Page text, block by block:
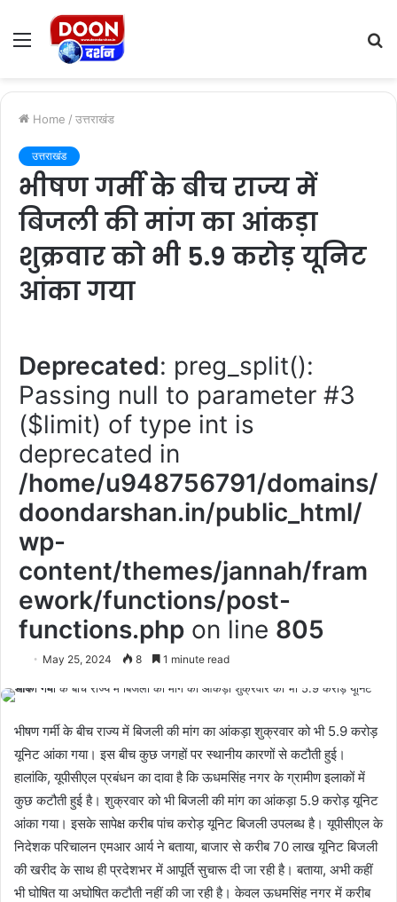
Menu
Home / उत्तराखंड
उत्तराखंड
भीषण गर्मी के बीच राज्य में
बिजली की मांग का आंकड़ा
शुक्रवार को भी 5.9 करोड़ यूनिट
आंका गया
Deprecated: preg_split():
Passing null to parameter #3
($limit) of type int is
deprecated in
/home/u948756791/domains/
doondarshan.in/public_html/
wp-
content/themes/jannah/fram
ework/functions/post-
functions.php on line 805
May 25, 2024 8 1 minute read
भीषण गर्मी के बीच राज्य में बिजली की मांग का आंकड़ा शुक्रवार को भी 5.9 करोड़
यूनिट आंका गया। इस बीच कुछ जगहों पर स्थानीय कारणों से कटौती हुई।
हालांकि, यूपीसीएल प्रबंधन का दावा है कि ऊधमसिंह नगर के ग्रामीण इलाकों में
कुछ कटौती हुई है। शुक्रवार को भी बिजली की मांग का आंकड़ा 5.9 करोड़ यूनिट
आंका गया। इसके सापेक्ष करीब पांच करोड़ यूनिट बिजली उपलब्ध है। यूपीसीएल के
निदेशक परिचालन एमआर आर्य ने बताया, बाजार से करीब 70 लाख यूनिट बिजली
की खरीद के साथ ही प्रदेशभर में आपूर्ति सुचारू दी जा रही है। बताया, अभी कहीं
भी घोषित या अघोषित कटौती नहीं की जा रही है। केवल ऊधमसिंह नगर में करीब